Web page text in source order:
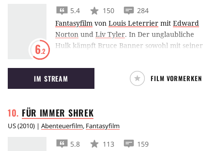
6.2
5.4 150
284
Fantasyfilm von Louis Leterrier mit Edward
Norton und Liv Tyler. In Der unglaubliche
Hulk kämpft Bruce Banner sowohl mit seiner
Ross und dessen Vorstellung eines
Supersoldaten.
IM STREAM FILM VORMERKEN
FÜR IMMER SHREK
US(2010) | Abenteuerfilm, Fantasyfilm
5.8 113
159